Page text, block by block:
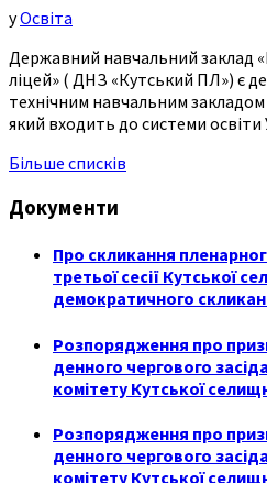
уОсвіта
Державний навчальний заклад
ліцей» ( ДНЗ «Кутський ПЛ») є
технічним навчальним закладом
який входить до системи освіти
Більше списків
Документи
Про скликання
третьої сесії Кутської
демократичного
Розпорядження про
денного чергового
комітету Кутської
Розпорядження про
денного чергового
комітету Кутської